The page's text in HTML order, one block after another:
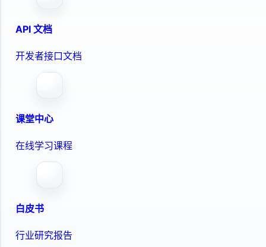
API 文档
开发者接口文档
课堂中心
在线学习课程
白皮书
行业研究报告